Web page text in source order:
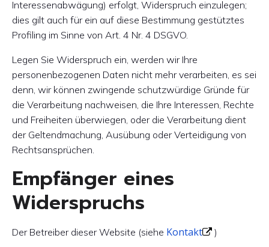
Interessenabwägung) erfolgt, Widerspruch einzulegen;
dies gilt auch für ein auf diese Bestimmung gestütztes
Profiling im Sinne von Art. 4 Nr. 4 DSGVO.
Legen Sie Widerspruch ein, werden wir Ihre
personenbezogenen Daten nicht mehr verarbeiten, es sei
denn, wir können zwingende schutzwürdige Gründe für
die Verarbeitung nachweisen, die Ihre Interessen, Rechte
und Freiheiten überwiegen, oder die Verarbeitung dient
der Geltendmachung, Ausübung oder Verteidigung von
Rechtsansprüchen.
Empfänger eines
Widerspruchs
Der Betreiber dieser Website (siehe Kontakt )